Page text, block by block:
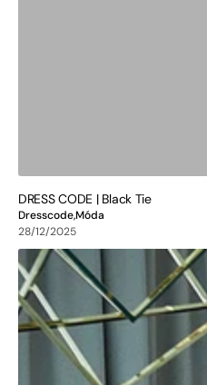
DRESS CODE | Black Tie
Dresscode,Móda
28/12/2025